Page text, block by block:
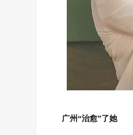
广州“治愈”了她